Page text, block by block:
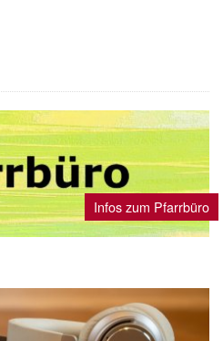
Infos zum Pfarrbüro